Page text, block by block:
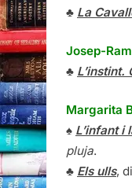
♣ La
Josep-
♣ L’instint.
Margarita
♠ L’infant i
pluja.
♣ Els ulls,